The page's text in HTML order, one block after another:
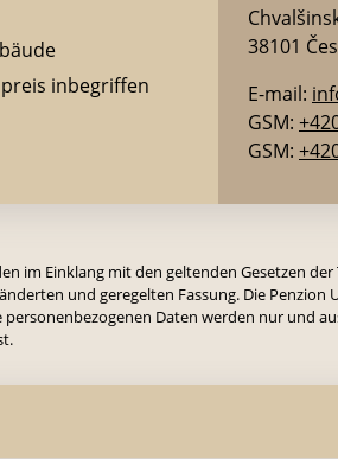
inbegriffen
38101
E-mail:
GSM:
GSM:
im Einklang mit den geltenden Gesetzen
und geregelten Fassung. Die
Daten werden nur und